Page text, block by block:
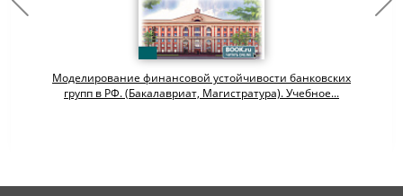
Моделирование финансовой устойчивости банковских
групп в РФ. (Бакалавриат, Магистратура). Учебное...